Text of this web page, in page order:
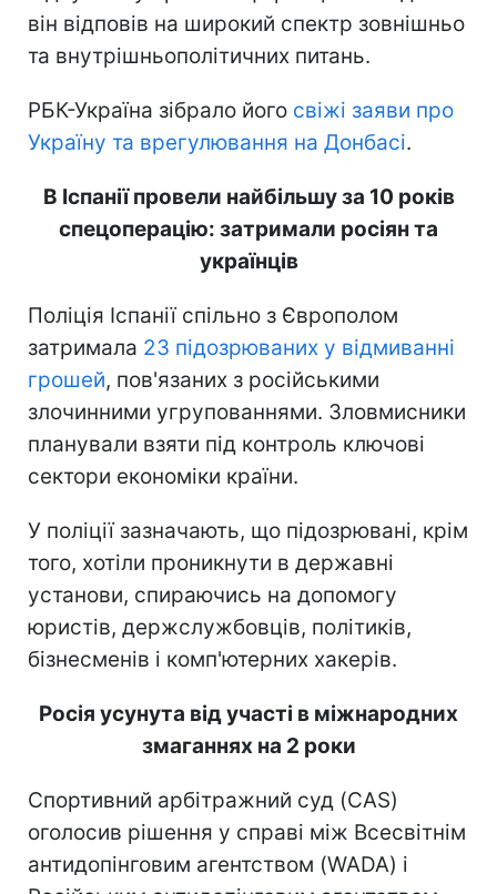
він відповів на широкий спектр зовнішньо
та внутрішньополітичних питань.
РБК-Україна зібрало його свіжі заяви про
Україну та врегулювання на Донбасі.
В Іспанії провели найбільшу за 10 років
спецоперацію: затримали росіян та
українців
Поліція Іспанії спільно з Європолом
затримала 23 підозрюваних у відмиванні
грошей, пов'язаних з російськими
злочинними угрупованнями. Зловмисники
планували взяти під контроль ключові
сектори економіки країни.
У поліції зазначають, що підозрювані, крім
того, хотіли проникнути в державні
установи, спираючись на допомогу
юристів, держслужбовців, політиків,
бізнесменів і комп'ютерних хакерів.
Росія усунута від участі в міжнародних
змаганнях на 2 роки
Спортивний арбітражний суд (CAS)
оголосив рішення у справі між Всесвітнім
антидопінговим агентством (WADA) і